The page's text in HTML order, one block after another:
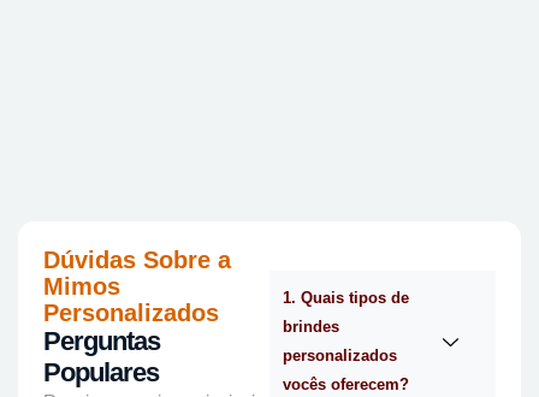
Dúvidas Sobre a
Mimos
Personalizados
Perguntas
Populares
1. Quais tipos de
brindes
personalizados
vocês oferecem?